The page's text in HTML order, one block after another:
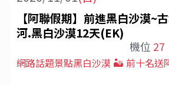
【阿聯假期】前進黑白沙漠~
河.黑白沙漠12天(EK)
機位 27
網路話題景點黑白沙漠 🏜️ 前十名送